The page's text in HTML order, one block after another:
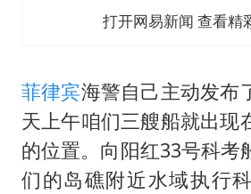
打开网易新闻 查看精
菲律宾海警自己主动发布
天上午咱们三艘船就出现
的位置。向阳红33号科考
们的岛礁附近水域执行